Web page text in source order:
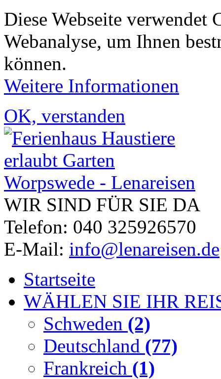
Diese Webseite verwendet
Webanalyse, um Ihnen
können.
Weitere Informationen
OK, verstanden
WIR SIND FÜR SIE DA
Telefon: 040 325926570
E-Mail: info@lenareisen.de
Startseite
WÄHLEN SIE IHR
Schweden (2)
Deutschland (77)
Frankreich (1)